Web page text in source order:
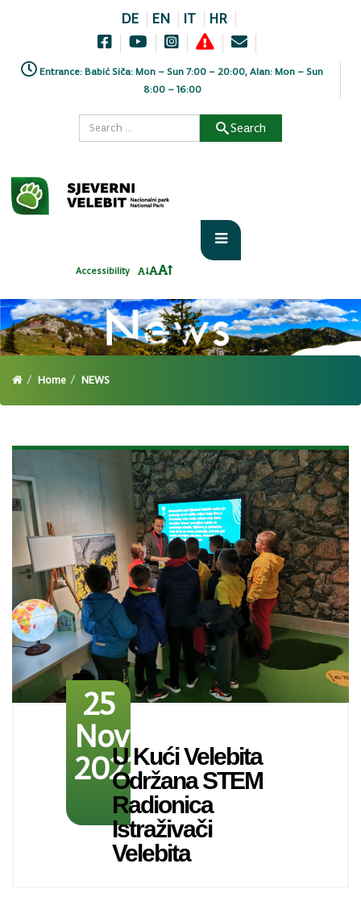
DE EN IT HR
Entrance: Babić Siča: Mon – Sun 7:00 – 20:00, Alan: Mon – Sun
8:00 – 16:00
Search
Accessibility
Home NEWS
25
November
2022U Kući Velebita
Održana STEM
Radionica
Istraživači
Velebita